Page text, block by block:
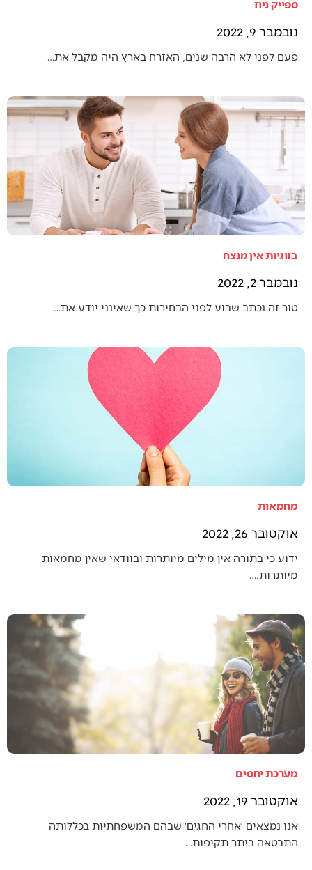
ספייק ניוז
נובמבר 9, 2022
פעם לפני לא הרבה שנים, האזרח בארץ היה מקבל את…
בזוגיות אין מנצח
נובמבר 2, 2022
טור זה נכתב שבוע לפני הבחירות כך שאינני יודע את…
מחמאות
אוקטובר 26, 2022
ידוע כי בתורה אין מילים מיותרות ובוודאי שאין מחמאות
מיותרות.…
מערכת יחסים
אוקטובר 19, 2022
אנו נמצאים ׳אחרי החגים׳ שבהם המשפחתיות בכללותה
התבטאה ביתר תקיפות…